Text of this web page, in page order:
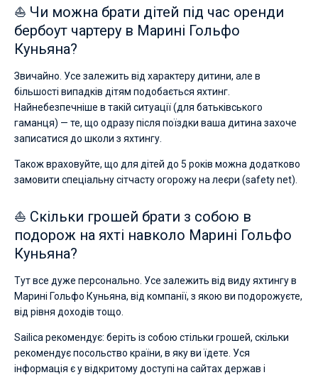
⛵ Чи можна брати дітей під час оренди
бербоут чартеру в Марині Гольфо
Куньяна?
Звичайно. Усе залежить від характеру дитини, але в
більшості випадків дітям подобається яхтинг.
Найнебезпечніше в такій ситуації (для батьківського
гаманця) — те, що одразу після поїздки ваша дитина захоче
записатися до школи з яхтингу.
Також враховуйте, що для дітей до 5 років можна додатково
замовити спеціальну сітчасту огорожу на леєри (safety net).
⛵ Скільки грошей брати з собою в
подорож на яхті навколо Марині Гольфо
Куньяна?
Тут все дуже персонально. Усе залежить від виду яхтингу в
Марині Гольфо Куньяна, від компанії, з якою ви подорожуєте,
від рівня доходів тощо.
Sailica рекомендує: беріть із собою стільки грошей, скільки
рекомендує посольство країни, в яку ви їдете. Уся
інформація є у відкритому доступі на сайтах держав і